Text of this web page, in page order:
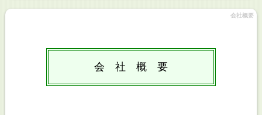
会社概要
会 社 概 要